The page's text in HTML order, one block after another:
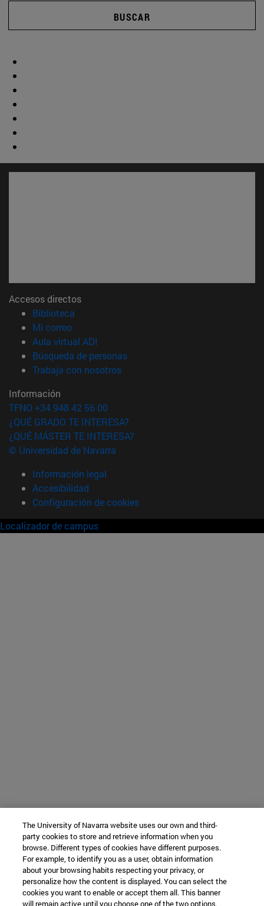
BUSCAR
Accesos directos
Biblioteca
Mi correo(abre en nueva ventana)
Aula virtual ADI
Búsqueda de personas(abre en nueva ventana)
Trabaja con nosotros(abre en nueva ventana)
Información
TFNO +34 948 42 56 00
¿QUÉ GRADO TE INTERESA?
¿QUÉ MÁSTER TE INTERESA?
© Universidad de Navarra
Información legal
Accesibilidad
Configuración de cookies
Localizador de campus
The University of Navarra website uses our own and third-
party cookies to store and retrieve information when you
browse. Different types of cookies have different purposes.
For example, to identify you as a user, obtain information
about your browsing habits respecting your privacy, or
personalize how the content is displayed. You can select the
cookies you want to enable or accept them all. This banner
will remain active until you choose one of the two options.